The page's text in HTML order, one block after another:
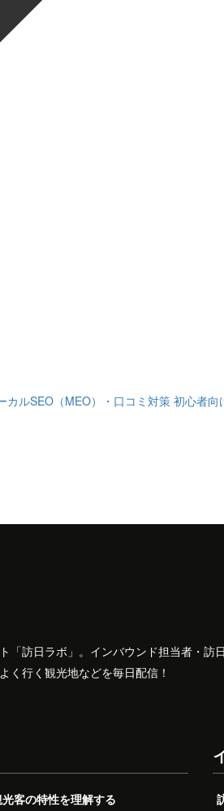
カルSEO（MEO）・口コミ対策初心者
訪日ラボ」。インバウンド担当者・
く行く観光地などを毎日配信！
客の特性を理解する